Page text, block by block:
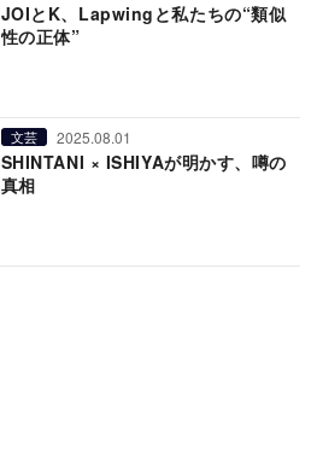
JOIとK、Lapwingと私たちの“類似
性の正体”
文芸 2025.08.01
SHINTANI × ISHIYAが明かす、噂の
真相